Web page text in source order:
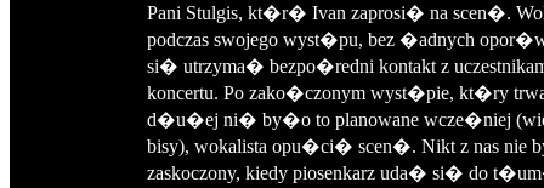
Pani Stulgis, kt�r� Ivan zaprosi� na scen�.
podczas swojego wyst�pu, bez �adnych
si� utrzyma� bezpo�redni kontakt z
koncertu. Po zako�czonym wyst�pie, kt�ry
d�u�ej ni� by�o to planowane wcze�niej
bisy), wokalista opu�ci� scen�. Nikt z nas nie
zaskoczony, kiedy piosenkarz uda� si� do